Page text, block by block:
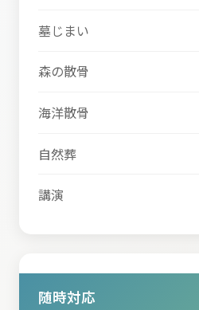
墓じまい
森の散骨
海洋散骨
自然葬
講演
随時対応